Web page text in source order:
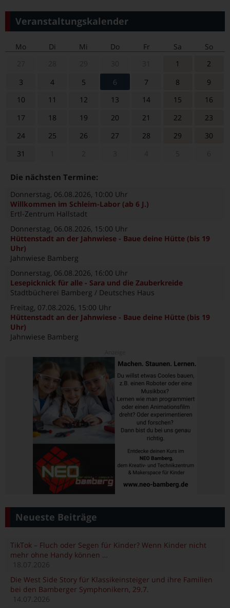
Veranstaltungskalender
Mo Di Mi Do Fr Sa
So
1
2
3
4 5 6 7 8
9
10
11 12 13 14 15
16
17
18 19 20 21 22
23
24
25 26 27 28 29
30
31
Die nächsten Termine:
Donnerstag, 06.08.2026, 10:00 Uhr
Willkommen im Schleim-Labor (ab 6 J.)
Ertl-Zentrum Hallstadt
Donnerstag, 06.08.2026, 15:00 Uhr
Hüttenstadt an der Jahnwiese - Baue deine Hütte (bis 19
Uhr)
Jahnwiese Bamberg
Donnerstag, 06.08.2026, 16:00 Uhr
Lesepicknick für alle - Sara und die Zauberkreide
Stadtbücherei Bamberg / Deutsches Haus
Freitag, 07.08.2026, 15:00 Uhr
Hüttenstadt an der Jahnwiese - Baue deine Hütte (bis 19
Uhr)
Jahnwiese Bamberg
Neueste Beiträge
TikTok – Fluch oder Segen für Kinder? Wenn Kinder nicht
mehr ohne Handy können …
18.07.2026
Die West Side Story für Klassikeinsteiger und ihre Familien
bei den Bamberger Symphonikern, 29.7.
14.07.2026